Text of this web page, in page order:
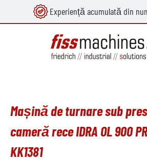
principal Experiență acumulată din
Mașină de turnare sub
cameră rece IDRA OL 900
KK1381